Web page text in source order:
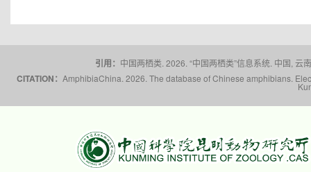
引用： 中国两栖类. 2026. “中国两栖类”信息系统. 中国,
CITATION： AmphibiaChina. 2026. The database of Chinese amphibians.